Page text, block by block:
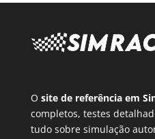
O site de referência em
completos, testes
tudo sobre simulação